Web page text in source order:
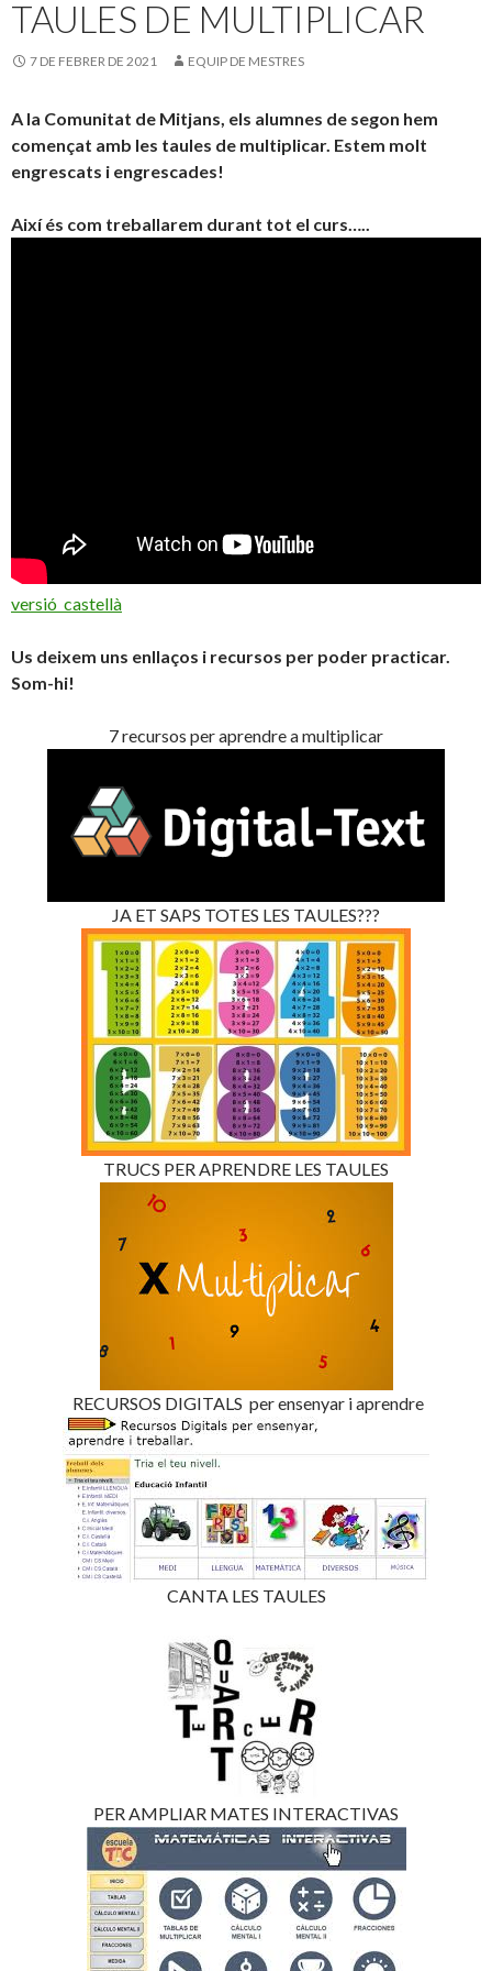
k
ix
TAULES DE MULTIPLICAR
7 DE FEBRER DE 2021 EQUIP DE MESTRES
A la Comunitat de Mitjans, els alumnes de segon hem
començat amb les taules de multiplicar. Estem molt
engrescats i engrescades!
Així és com treballarem durant tot el curs…..
versió castellà
Us deixem uns enllaços i recursos per poder practicar.
Som-hi!
7 recursos per aprendre a multiplicar
JA ET SAPS TOTES LES TAULES???
TRUCS PER APRENDRE LES TAULES
RECURSOS DIGITALS per ensenyar i aprendre
CANTA LES TAULES
PER AMPLIAR MATES INTERACTIVAS